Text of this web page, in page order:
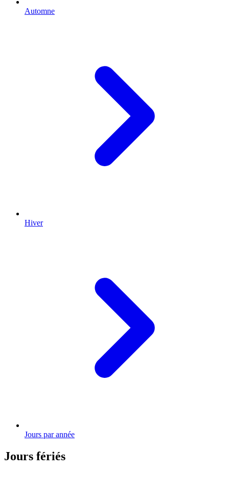
Automne
Hiver
Jours par année
Jours fériés